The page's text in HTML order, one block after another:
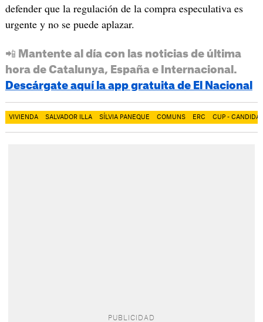
defender que la regulación de la compra especulativa es
urgente y no se puede aplazar.
📲 Mantente al día con las noticias de última
hora de Catalunya, España e Internacional.
Descárgate aquí la app gratuita de El Nacional
VIVIENDA SALVADOR ILLA SÍLVIA PANEQUE COMUNS ERC CUP -